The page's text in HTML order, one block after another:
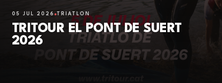
05 JUL 2026 TRIATLÓN
TRITOUR EL PONT DE SUERT
2026